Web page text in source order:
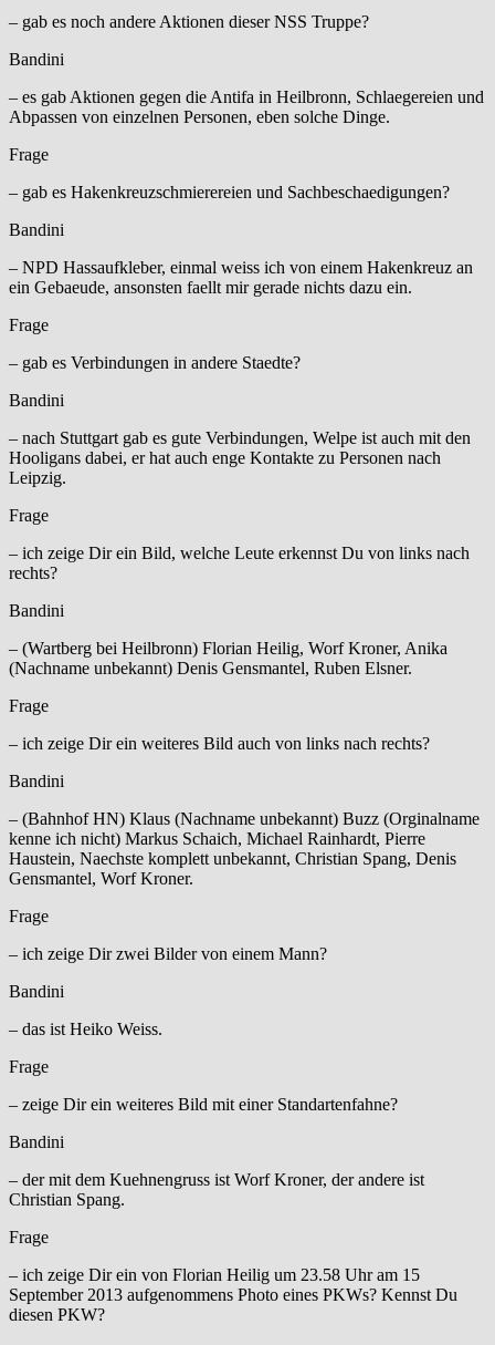
– gab es noch andere Aktionen dieser NSS Truppe?
Bandini
– es gab Aktionen gegen die Antifa in Heilbronn, Schlaegereien und
Abpassen von einzelnen Personen, eben solche Dinge.
Frage
– gab es Hakenkreuzschmierereien und Sachbeschaedigungen?
Bandini
– NPD Hassaufkleber, einmal weiss ich von einem Hakenkreuz an
ein Gebaeude, ansonsten faellt mir gerade nichts dazu ein.
Frage
– gab es Verbindungen in andere Staedte?
Bandini
– nach Stuttgart gab es gute Verbindungen, Welpe ist auch mit den
Hooligans dabei, er hat auch enge Kontakte zu Personen nach
Leipzig.
Frage
– ich zeige Dir ein Bild, welche Leute erkennst Du von links nach
rechts?
Bandini
– (Wartberg bei Heilbronn) Florian Heilig, Worf Kroner, Anika
(Nachname unbekannt) Denis Gensmantel, Ruben Elsner.
Frage
– ich zeige Dir ein weiteres Bild auch von links nach rechts?
Bandini
– (Bahnhof HN) Klaus (Nachname unbekannt) Buzz (Orginalname
kenne ich nicht) Markus Schaich, Michael Rainhardt, Pierre
Haustein, Naechste komplett unbekannt, Christian Spang, Denis
Gensmantel, Worf Kroner.
Frage
– ich zeige Dir zwei Bilder von einem Mann?
Bandini
– das ist Heiko Weiss.
Frage
– zeige Dir ein weiteres Bild mit einer Standartenfahne?
Bandini
– der mit dem Kuehnengruss ist Worf Kroner, der andere ist
Christian Spang.
Frage
– ich zeige Dir ein von Florian Heilig um 23.58 Uhr am 15
September 2013 aufgenommens Photo eines PKWs? Kennst Du
diesen PKW?